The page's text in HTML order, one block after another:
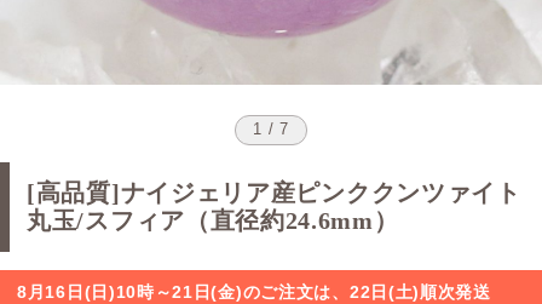
1 / 7
[高品質]ナイジェリア産ピンククンツァイト
丸玉/スフィア（直径約24.6mm）
8月16日(日)10時～21日(金)のご注文は、22日(土)順次発送